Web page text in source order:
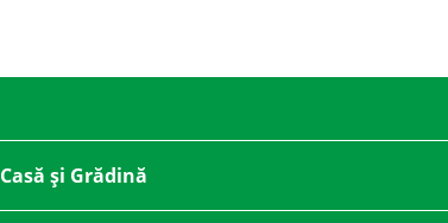
Casă și Grădină